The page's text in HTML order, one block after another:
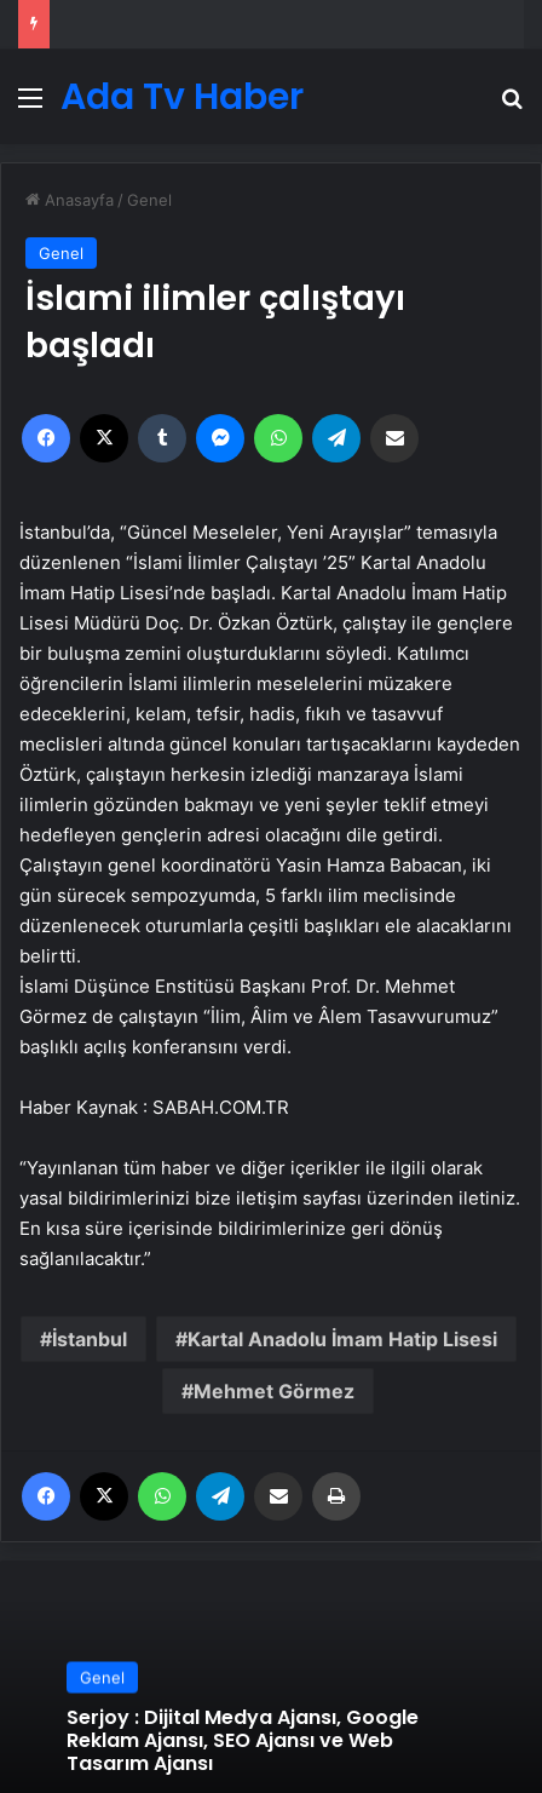
Menü
Ada Tv Haber
Anasayfa / Genel
Genel
İslami ilimler çalıştayı
başladı
Facebook Tumblr MessengerWhatsApp
İstanbul’da, “Güncel Meseleler, Yeni Arayışlar” temasıyla
düzenlenen “İslami İlimler Çalıştayı ’25” Kartal Anadolu
İmam Hatip Lisesi’nde başladı. Kartal Anadolu İmam Hatip
Lisesi Müdürü Doç. Dr. Özkan Öztürk, çalıştay ile gençlere
bir buluşma zemini oluşturduklarını söyledi. Katılımcı
öğrencilerin İslami ilimlerin meselelerini müzakere
edeceklerini, kelam, tefsir, hadis, fıkıh ve tasavvuf
meclisleri altında güncel konuları tartışacaklarını kaydeden
Öztürk, çalıştayın herkesin izlediği manzaraya İslami
ilimlerin gözünden bakmayı ve yeni şeyler teklif etmeyi
hedefleyen gençlerin adresi olacağını dile getirdi.
Çalıştayın genel koordinatörü Yasin Hamza Babacan, iki
gün sürecek sempozyumda, 5 farklı ilim meclisinde
düzenlenecek oturumlarla çeşitli başlıkları ele alacaklarını
belirtti.
İslami Düşünce Enstitüsü Başkanı Prof. Dr. Mehmet
Görmez de çalıştayın “İlim, Âlim ve Âlem Tasavvurumuz”
başlıklı açılış konferansını verdi.
Haber Kaynak : SABAH.COM.TR
“Yayınlanan tüm haber ve diğer içerikler ile ilgili olarak
yasal bildirimlerinizi bize iletişim sayfası üzerinden iletiniz.
En kısa süre içerisinde bildirimlerinize geri dönüş
sağlanılacaktır.”
İstanbul Kartal Anadolu İmam Hatip Lisesi
Mehmet Görmez
Facebook WhatsApp Email'den paylaş
Genel
Serjoy : Dijital Medya Ajansı, Google
Reklam Ajansı, SEO Ajansı ve Web
Tasarım Ajansı